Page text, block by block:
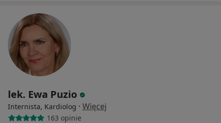
lek. Ewa Puzio
Internista, Kardiolog · Więcej
163 opinie